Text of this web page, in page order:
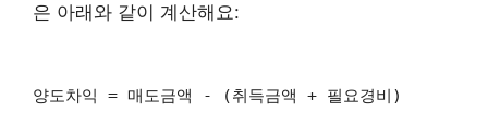
은 아래와 같이 계산해요:
양도차익 = 매도금액 - (취득금액 + 필요경비)